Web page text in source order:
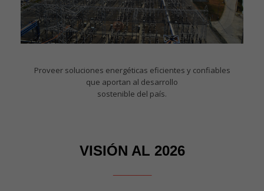
Proveer soluciones energéticas eficientes y confiables
que aportan al desarrollo
sostenible del país.
VISIÓN AL 2026